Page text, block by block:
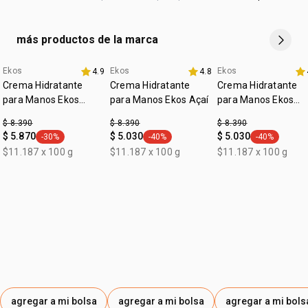
ocasiones de tu día
más productos de la marca
Ekos 4.9
Crema Hidratante
para Manos Ekos
$ 8.390
$ 5.870 general.tag -30%
-30%
$11.187 x 100 g
agregar a mi bolsa
Ekos 4.8
Crema Hidratante
para Manos Ekos Açaí
$ 8.390
$ 5.030 general.tag -40%
-40%
$11.187 x 100 g
agregar a mi bolsa
Ekos
Crema Hidratante
para Manos Ekos
$ 8.390
$ 5.030 general.tag -
-40%
$11.187 x 100 g
agregar a mi